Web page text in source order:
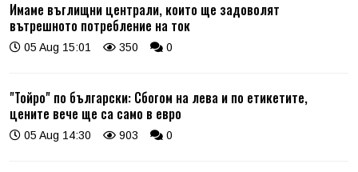
Имаме въглищни централи, които ще задоволят
вътрешното потребление на ток
05 Aug 15:01 350 0
"Тойро" по български: Сбогом на лева и по етикетите,
цените вече ще са само в евро
05 Aug 14:30 903 0